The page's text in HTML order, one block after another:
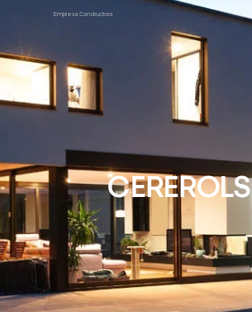
CEREROLS
Empresa Constructora